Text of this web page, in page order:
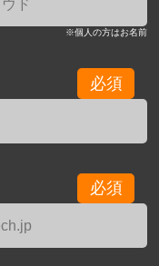
※個人の方はお名前
必須
必須